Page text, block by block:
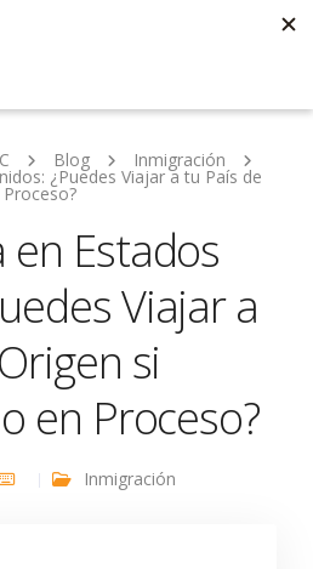
Blog Inmigración
¿Puedes Viajar a tu País de
en Estados
Viajar a
si
en Proceso?
Inmigración